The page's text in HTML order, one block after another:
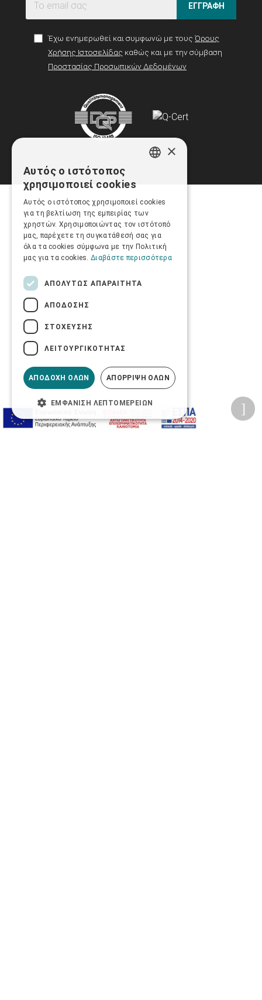
ΕΓΓΡΑΦΗ
Έχω ενημερωθεί και συμφωνώ με τους Όρους
Χρήσης Ιστοσελίδας καθώς και με την σύμβαση
Προστασίας Προσωπικών Δεδομένων
×
Αυτός ο ιστότοπος
χρησιμοποιεί cookies
Αυτός ο ιστότοπος χρησιμοποιεί cookies
για τη βελτίωση της εμπειρίας των
χρηστών. Χρησιμοποιώντας τον ιστότοπό
μας, παρέχετε τη συγκατάθεσή σας για
όλα τα cookies σύμφωνα με την Πολιτική
μας για τα cookies. Διαβάστε περισσότερα
ΑΠΟΛΎΤΩΣ ΑΠΑΡΑΊΤΗΤΑ
ΑΠΌΔΟΣΗΣ
ΣΤΌΧΕΥΣΗΣ
ΛΕΙΤΟΥΡΓΙΚΌΤΗΤΑΣ
ΑΠΟΔΟΧΉ ΌΛΩΝ ΑΠΌΡΡΙΨΗ ΌΛΩΝ
ΕΜΦΆΝΙΣΗ ΛΕΠΤΟΜΕΡΕΙΏΝ